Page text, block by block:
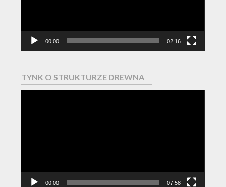
00:00 02:16
TYNK O STRUKTURZE DREWNA
00:00 07:58